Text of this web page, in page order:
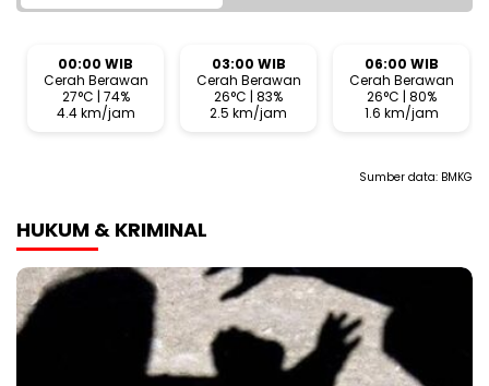
00:00 WIB
Cerah Berawan
27°C | 74%
4.4 km/jam
03:00 WIB
Cerah Berawan
26°C | 83%
2.5 km/jam
06:00 WIB
Cerah Berawan
26°C | 80%
1.6 km/jam
Sumber data: BMKG
HUKUM & KRIMINAL